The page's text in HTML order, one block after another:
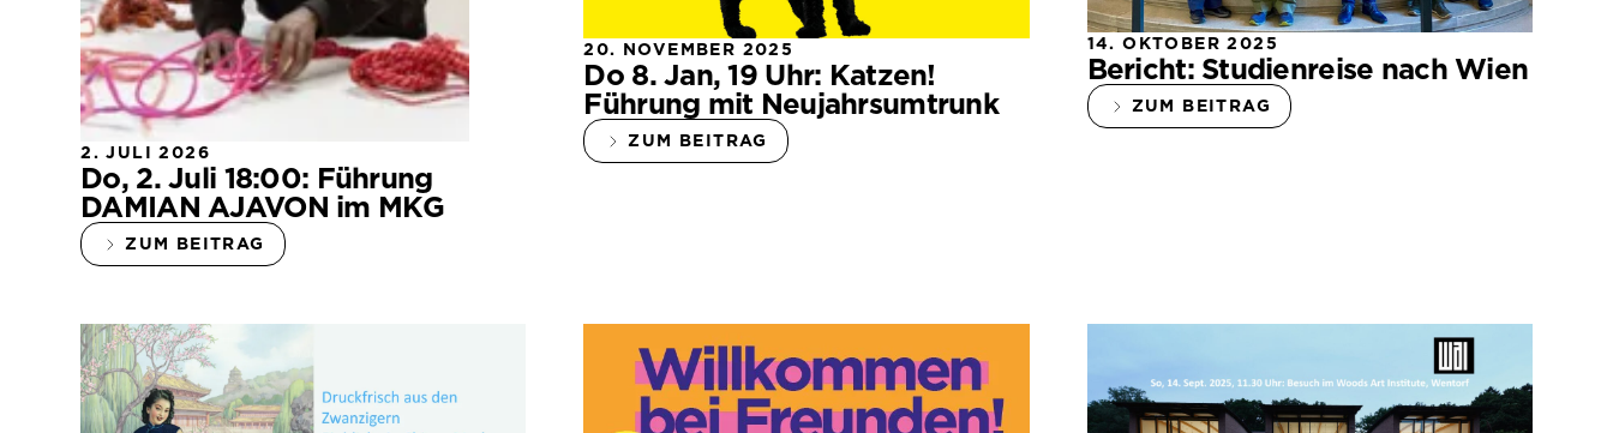
2. JULI 2026
Do, 2. Juli 18:00: Führung
DAMIAN AJAVON im MKG
ZUM BEITRAG
20. NOVEMBER 2025
Do 8. Jan, 19 Uhr: Katzen!
Führung mit Neujahrsumtrunk
ZUM BEITRAG
14. OKTOBER 2025
Bericht: Studienreise nach Wien
ZUM BEITRAG